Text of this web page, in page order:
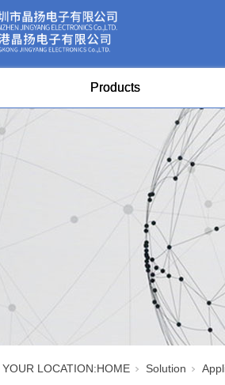
Products
YOUR LOCATION:HOME Solution